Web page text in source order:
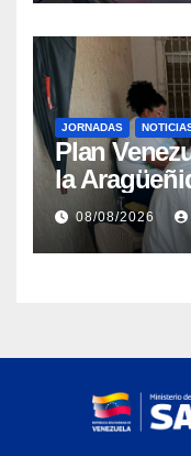
JORNADAS
Plan
la
atención
Aragua
08/08/2026